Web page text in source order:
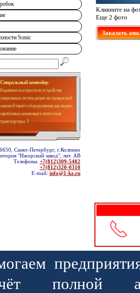
Sonic
Спиральный конвейер
Надежность и простота устройства
спиральных систем делает их прекрасной
заменой такого оборудования, как нории,
скребковые, шнековые и ленточные
транспортеры
Санкт-Петербург, г.Колпино
"Ижорский завод", лит. АВ
Телефоны: +7(812)309-5402
+7(812)320-0310
E-mail: info@1-kz.ru
Кликните на
Еще 2 фото
Заказать
полной